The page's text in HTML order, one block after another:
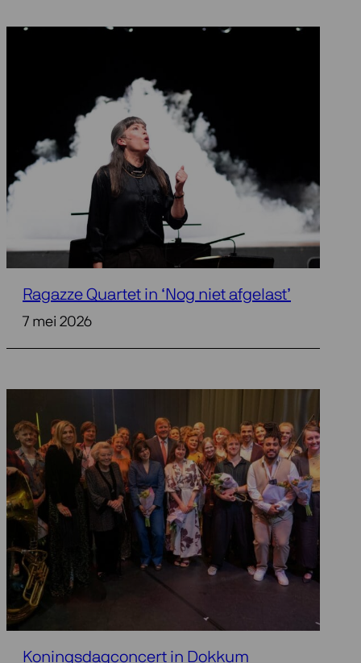
Ragazze Quartet in ‘Nog niet afgelast’
7 mei 2026
Koningsdagconcert in Dokkum